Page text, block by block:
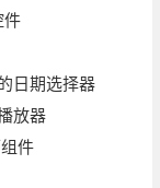
日期选择器
放器
件